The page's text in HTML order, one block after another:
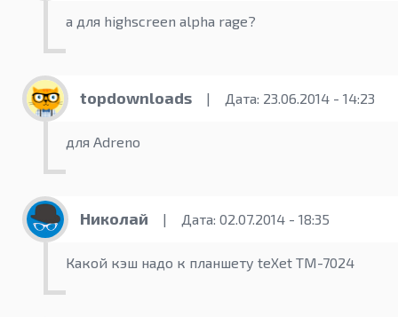
а для highscreen alpha rage?
topdownloads | Дата: 23.06.2014 - 14:23
для Adreno
Николай | Дата: 02.07.2014 - 18:35
Какой кэш надо к планшету teXet TM-7024